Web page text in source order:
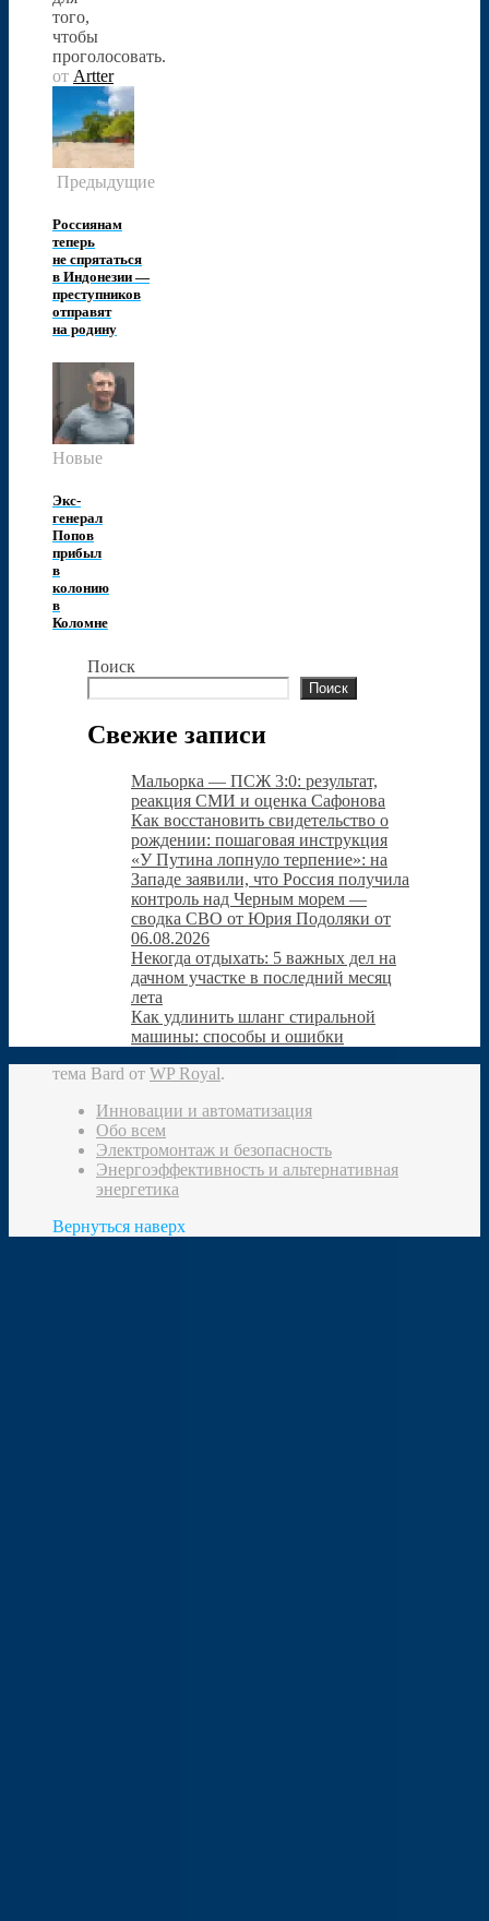
того,
чтобы
проголосовать.
от Artter
Предыдущие
Россиянам
теперь
не спрятаться
в Индонезии —
преступников
отправят
на родину
Новые
Экс-
генерал
Попов
прибыл
в
колонию
в
Коломне
Поиск
Поиск
Свежие записи
Мальорка — ПСЖ 3:0: результат,
реакция СМИ и оценка Сафонова
Как восстановить свидетельство о
рождении: пошаговая инструкция
«У Путина лопнуло терпение»: на
Западе заявили, что Россия получила
контроль над Черным морем —
сводка СВО от Юрия Подоляки от
06.08.2026
Некогда отдыхать: 5 важных дел на
дачном участке в последний месяц
лета
Как удлинить шланг стиральной
машины: способы и ошибки
тема Bard от WP Royal.
Инновации и автоматизация
Обо всем
Электромонтаж и безопасность
Энергоэффективность и альтернативная
энергетика
Вернуться наверх